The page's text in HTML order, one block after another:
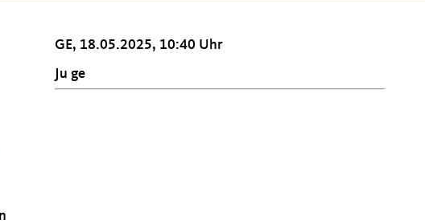
GE, 18.05.2025, 10:40 Uhr
Ju ge